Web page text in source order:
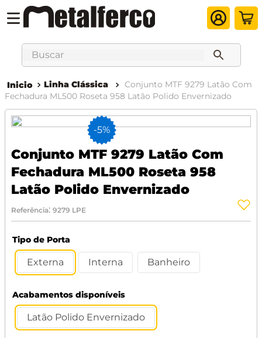
Buscar
Linha Clássica
Conjunto MTF 9279 Latão Com
Fechadura ML500 Roseta 958 Latão Polido Envernizado
-5%
Conjunto MTF 9279 Latão Com
Fechadura ML500 Roseta 958
Latão Polido Envernizado
Referência: 9279 LPE
Tipo de Porta
Externa Interna Banheiro
Acabamentos disponíveis
Latão Polido Envernizado